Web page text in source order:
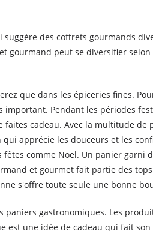
des coffrets gourmands
gourmand peut se diversifier
que dans les épiceries fines.
Pendant les périodes
cadeau. Avec la multitude
apprécie les douceurs et les
comme Noël. Un panier garni
et gourmet fait partie des
s'offre toute seule une bonne
gastronomiques. Les
une idée de cadeau qui fait